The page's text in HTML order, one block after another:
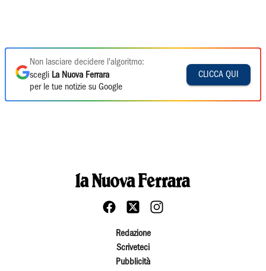
Non lasciare decidere l'algoritmo:
scegli La Nuova Ferrara
per le tue notizie su Google
CLICCA QUI
Redazione
Scriveteci
Pubblicità